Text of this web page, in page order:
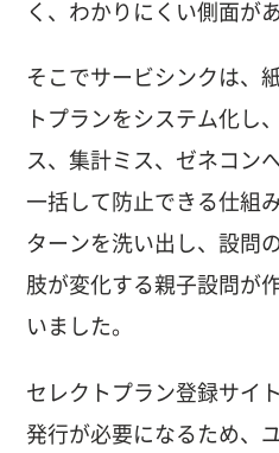
く、わかりにくい側面が
そこでサービシンクは、
トプランをシステム化し
ス、集計ミス、ゼネコン
一括して防止できる仕組
ターンを洗い出し、設問
肢が変化する親子設問が
いました。
セレクトプラン登録サイ
発行が必要になるため、